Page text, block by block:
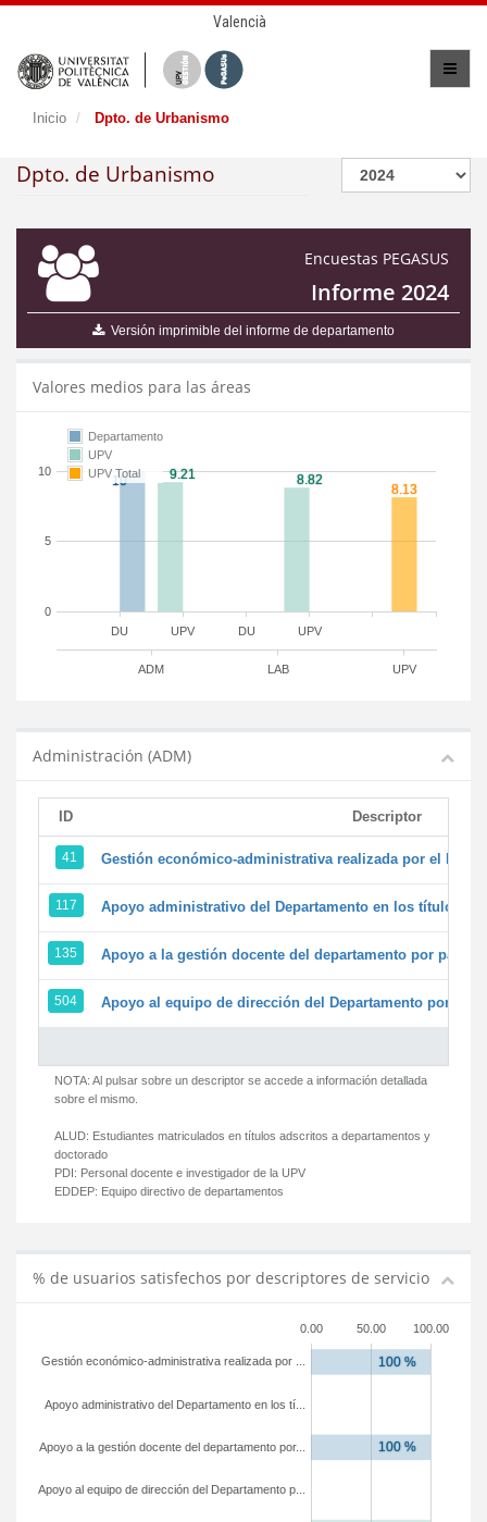
Valencià
Inicio Dpto. de Urbanismo
Dpto. de Urbanismo
Encuestas PEGASUS
Informe 2024
Versión imprimible del informe de departamento
Valores medios para las áreas
DU DU
UPV UPV
ADM LAB UPV
0
5
10
Departamento
UPV
UPV Total
Administración (ADM)
ID Descriptor
41 Gestión económico-administrativa realizada por el
117 Apoyo administrativo del Departamento en los títulos de
135 Apoyo a la gestión docente del departamento por parte
504 Apoyo al equipo de dirección del Departamento por
NOTA: Al pulsar sobre un descriptor se accede a información detallada
sobre el mismo.
ALUD: Estudiantes matriculados en títulos adscritos a departamentos y
doctorado
PDI: Personal docente e investigador de la UPV
EDDEP: Equipo directivo de departamentos
% de usuarios satisfechos por descriptores de servicio
0.00 50.00 100.00
Apoyo al equipo de dirección del Departamento p...
Apoyo a la gestión docente del departamento por...
Apoyo administrativo del Departamento en los tí...
Gestión económico-administrativa realizada por ...